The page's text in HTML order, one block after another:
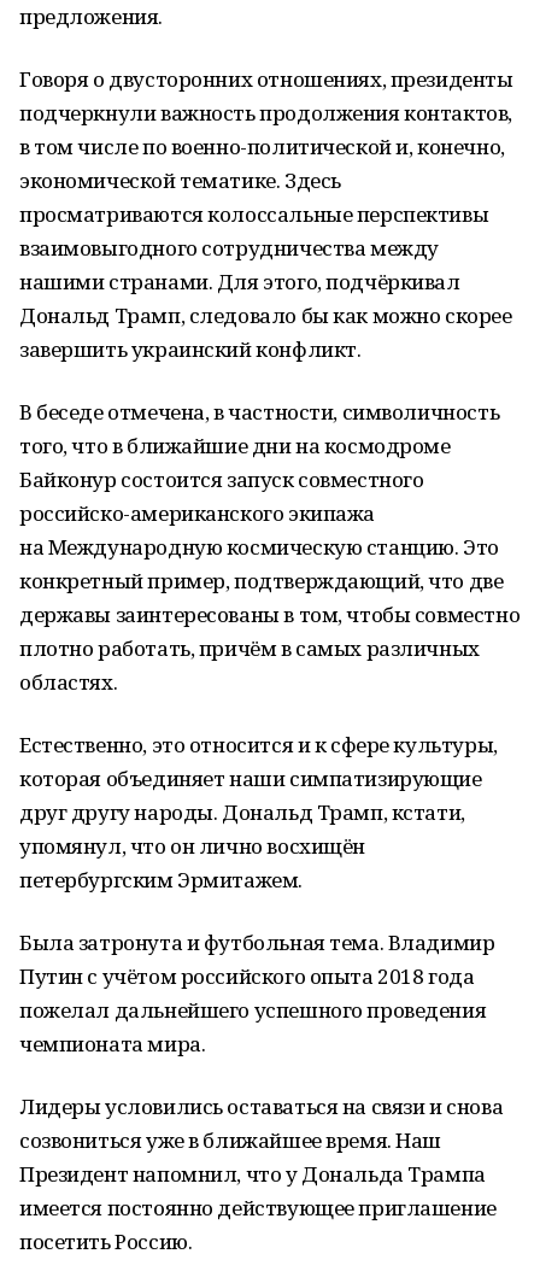
предложения.
Говоря о двусторонних отношениях, президенты
подчеркнули важность продолжения контактов,
в том числе по военно-политической и, конечно,
экономической тематике. Здесь
просматриваются колоссальные перспективы
взаимовыгодного сотрудничества между
нашими странами. Для этого, подчёркивал
Дональд Трамп, следовало бы как можно скорее
завершить украинский конфликт.
В беседе отмечена, в частности, символичность
того, что в ближайшие дни на космодроме
Байконур состоится запуск совместного
российско-американского экипажа
на Международную космическую станцию. Это
конкретный пример, подтверждающий, что две
державы заинтересованы в том, чтобы совместно
плотно работать, причём в самых различных
областях.
Естественно, это относится и к сфере культуры,
которая объединяет наши симпатизирующие
друг другу народы. Дональд Трамп, кстати,
упомянул, что он лично восхищён
петербургским Эрмитажем.
Была затронута и футбольная тема. Владимир
Путин с учётом российского опыта 2018 года
пожелал дальнейшего успешного проведения
чемпионата мира.
Лидеры условились оставаться на связи и снова
созвониться уже в ближайшее время. Наш
Президент напомнил, что у Дональда Трампа
имеется постоянно действующее приглашение
посетить Россию.